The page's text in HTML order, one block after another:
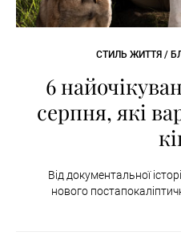
СТИЛЬ ЖИТТЯ /
6
серпня, які
Від документальної
нового